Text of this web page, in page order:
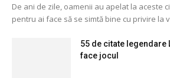
De ani de zile, oamenii au apelat la aceste
pentru ai face să se simtă bine cu privire la
55 de citate legendare
face jocul